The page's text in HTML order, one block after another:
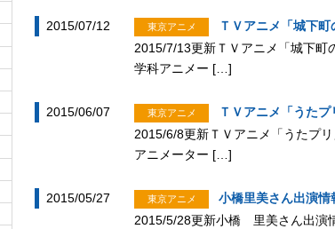
2015/07/12 東京アニメ
ＴＶアニメ「城下
2015/7/13更新ＴＶアニメ「城下町
学科アニメー […]
2015/06/07 東京アニメ
ＴＶアニメ「うた
2015/6/8更新ＴＶアニメ「うたプ
アニメーター […]
2015/05/27 東京アニメ
小橋里美さん出演情
2015/5/28更新小橋 里美さん出演